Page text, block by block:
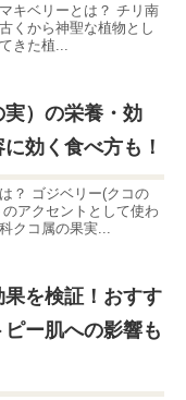
キベリーとは？ チリ南
くから神聖な植物とし
きた植...
）の栄養・効
効く食べ方も！
？ ゴジベリー(クコの
アクセントとして使わ
クコ属の果実...
を検証！おすす
ー肌への影響も